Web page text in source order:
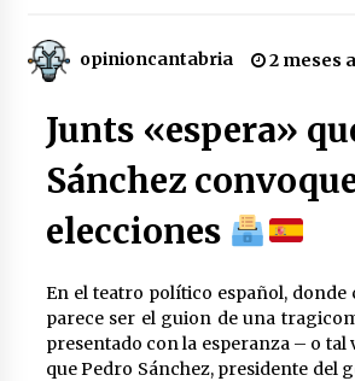
Junts insta a
Preacuerdo EE.UU.-
2 meses atrás
opinioncantabria 2 meses
Junts «espera»
Sánchez
elecciones
En el teatro político español, donde
parece ser el guion de una
presentado con la esperanza – o tal
que Pedro Sánchez, presidente del